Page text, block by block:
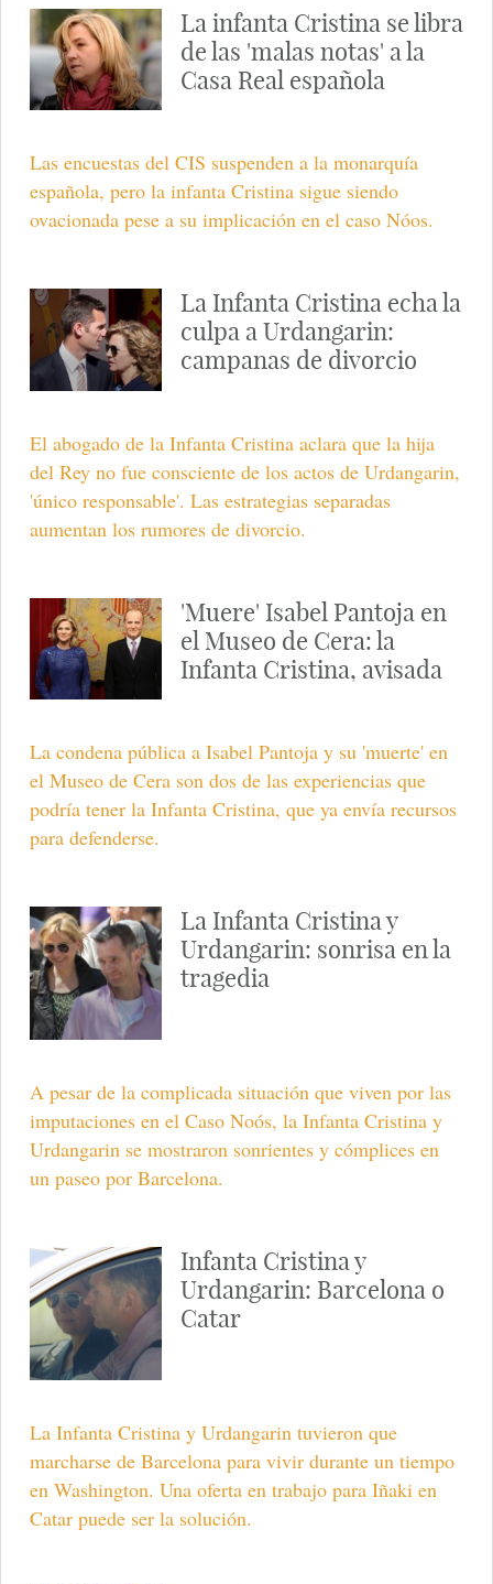
La infanta Cristina se libra
de las 'malas notas' a la
Casa Real española
Las encuestas del CIS suspenden a la monarquía
española, pero la infanta Cristina sigue siendo
ovacionada pese a su implicación en el caso Nóos.
La Infanta Cristina echa la
culpa a Urdangarin:
campanas de divorcio
El abogado de la Infanta Cristina aclara que la hija
del Rey no fue consciente de los actos de Urdangarin,
'único responsable'. Las estrategias separadas
aumentan los rumores de divorcio.
'Muere' Isabel Pantoja en
el Museo de Cera: la
Infanta Cristina, avisada
La condena pública a Isabel Pantoja y su 'muerte' en
el Museo de Cera son dos de las experiencias que
podría tener la Infanta Cristina, que ya envía recursos
para defenderse.
La Infanta Cristina y
Urdangarin: sonrisa en la
tragedia
A pesar de la complicada situación que viven por las
imputaciones en el Caso Noós, la Infanta Cristina y
Urdangarin se mostraron sonrientes y cómplices en
un paseo por Barcelona.
Infanta Cristina y
Urdangarin: Barcelona o
Catar
La Infanta Cristina y Urdangarin tuvieron que
marcharse de Barcelona para vivir durante un tiempo
en Washington. Una oferta en trabajo para Iñaki en
Catar puede ser la solución.